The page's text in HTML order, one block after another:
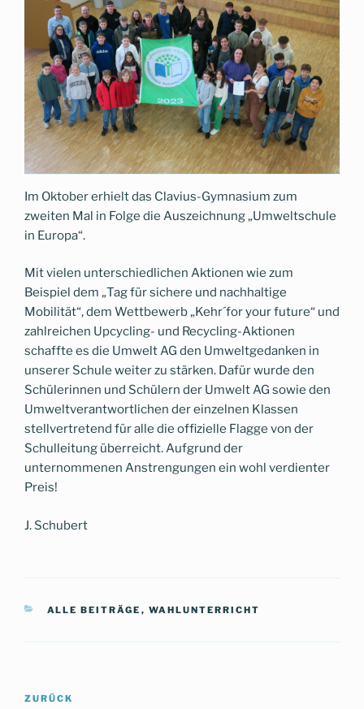
Im Oktober erhielt das Clavius-Gymnasium zum
zweiten Mal in Folge die Auszeichnung „Umweltschule
in Europa“.
Mit vielen unterschiedlichen Aktionen wie zum
Beispiel dem „Tag für sichere und nachhaltige
Mobilität“, dem Wettbewerb „Kehr´for your future“ und
zahlreichen Upcycling- und Recycling-Aktionen
schaffte es die Umwelt AG den Umweltgedanken in
unserer Schule weiter zu stärken. Dafür wurde den
Schülerinnen und Schülern der Umwelt AG sowie den
Umweltverantwortlichen der einzelnen Klassen
stellvertretend für alle die offizielle Flagge von der
Schulleitung überreicht. Aufgrund der
unternommenen Anstrengungen ein wohl verdienter
Preis!
J. Schubert
KATEGORIEN
ALLE BEITRÄGE , WAHLUNTERRICHT
Beitragsnavigation
Vorheriger
ZURÜCK